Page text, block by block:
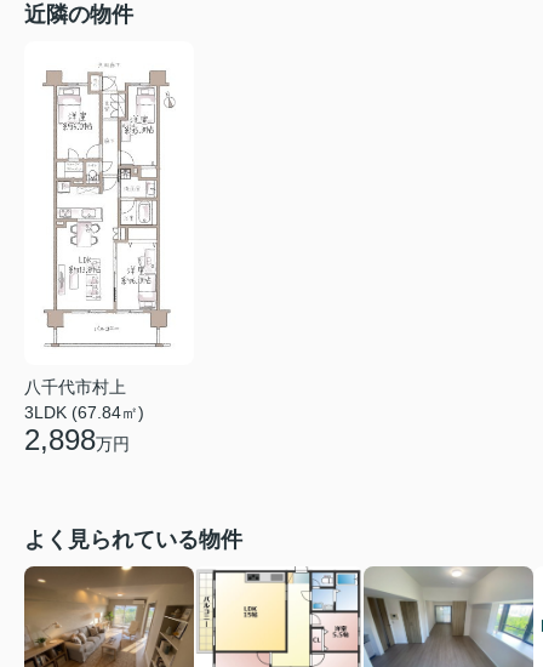
近隣の物件
八千代市村上
3LDK (67.84㎡)
2,898万円
よく見られている物件